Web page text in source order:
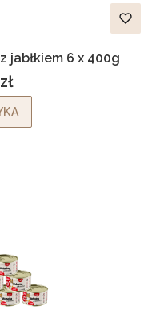
jabłkiem 6 x 400g